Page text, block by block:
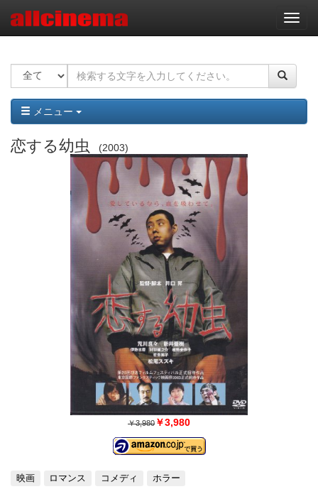
ナ
ビ
ー
ョ
ン
メニュー
恋する幼虫 2003
￥3,980 ￥3,980
映画 ロマンス コメディ ホラー